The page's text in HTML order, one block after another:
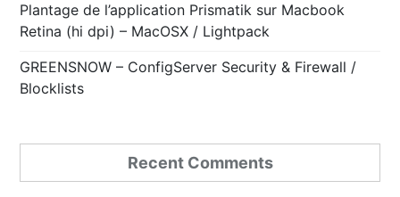
Plantage de l’application Prismatik sur Macbook
Retina (hi dpi) – MacOSX / Lightpack
GREENSNOW – ConfigServer Security & Firewall /
Blocklists
Recent Comments